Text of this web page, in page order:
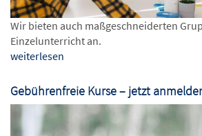
Wir bieten auch maßgeschneiderten
Einzelunterricht an.
weiterlesen
Gebührenfreie Kurse – jetzt